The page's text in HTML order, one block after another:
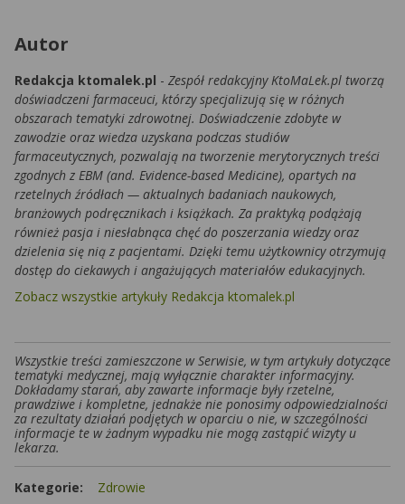
Autor
Redakcja ktomalek.pl - Zespół redakcyjny KtoMaLek.pl tworzą
doświadczeni farmaceuci, którzy specjalizują się w różnych
obszarach tematyki zdrowotnej. Doświadczenie zdobyte w
zawodzie oraz wiedza uzyskana podczas studiów
farmaceutycznych, pozwalają na tworzenie merytorycznych treści
zgodnych z EBM (and. Evidence-based Medicine), opartych na
rzetelnych źródłach — aktualnych badaniach naukowych,
branżowych podręcznikach i książkach. Za praktyką podążają
również pasja i niesłabnąca chęć do poszerzania wiedzy oraz
dzielenia się nią z pacjentami. Dzięki temu użytkownicy otrzymują
dostęp do ciekawych i angażujących materiałów edukacyjnych.
Zobacz wszystkie artykuły Redakcja ktomalek.pl
Wszystkie treści zamieszczone w Serwisie, w tym artykuły dotyczące
tematyki medycznej, mają wyłącznie charakter informacyjny.
Dokładamy starań, aby zawarte informacje były rzetelne,
prawdziwe i kompletne, jednakże nie ponosimy odpowiedzialności
za rezultaty działań podjętych w oparciu o nie, w szczególności
informacje te w żadnym wypadku nie mogą zastąpić wizyty u
lekarza.
Kategorie:
Zdrowie